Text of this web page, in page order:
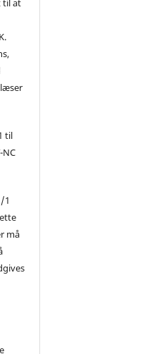
til
NC
1
må